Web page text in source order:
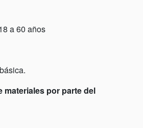
a 60 años
materiales por parte del